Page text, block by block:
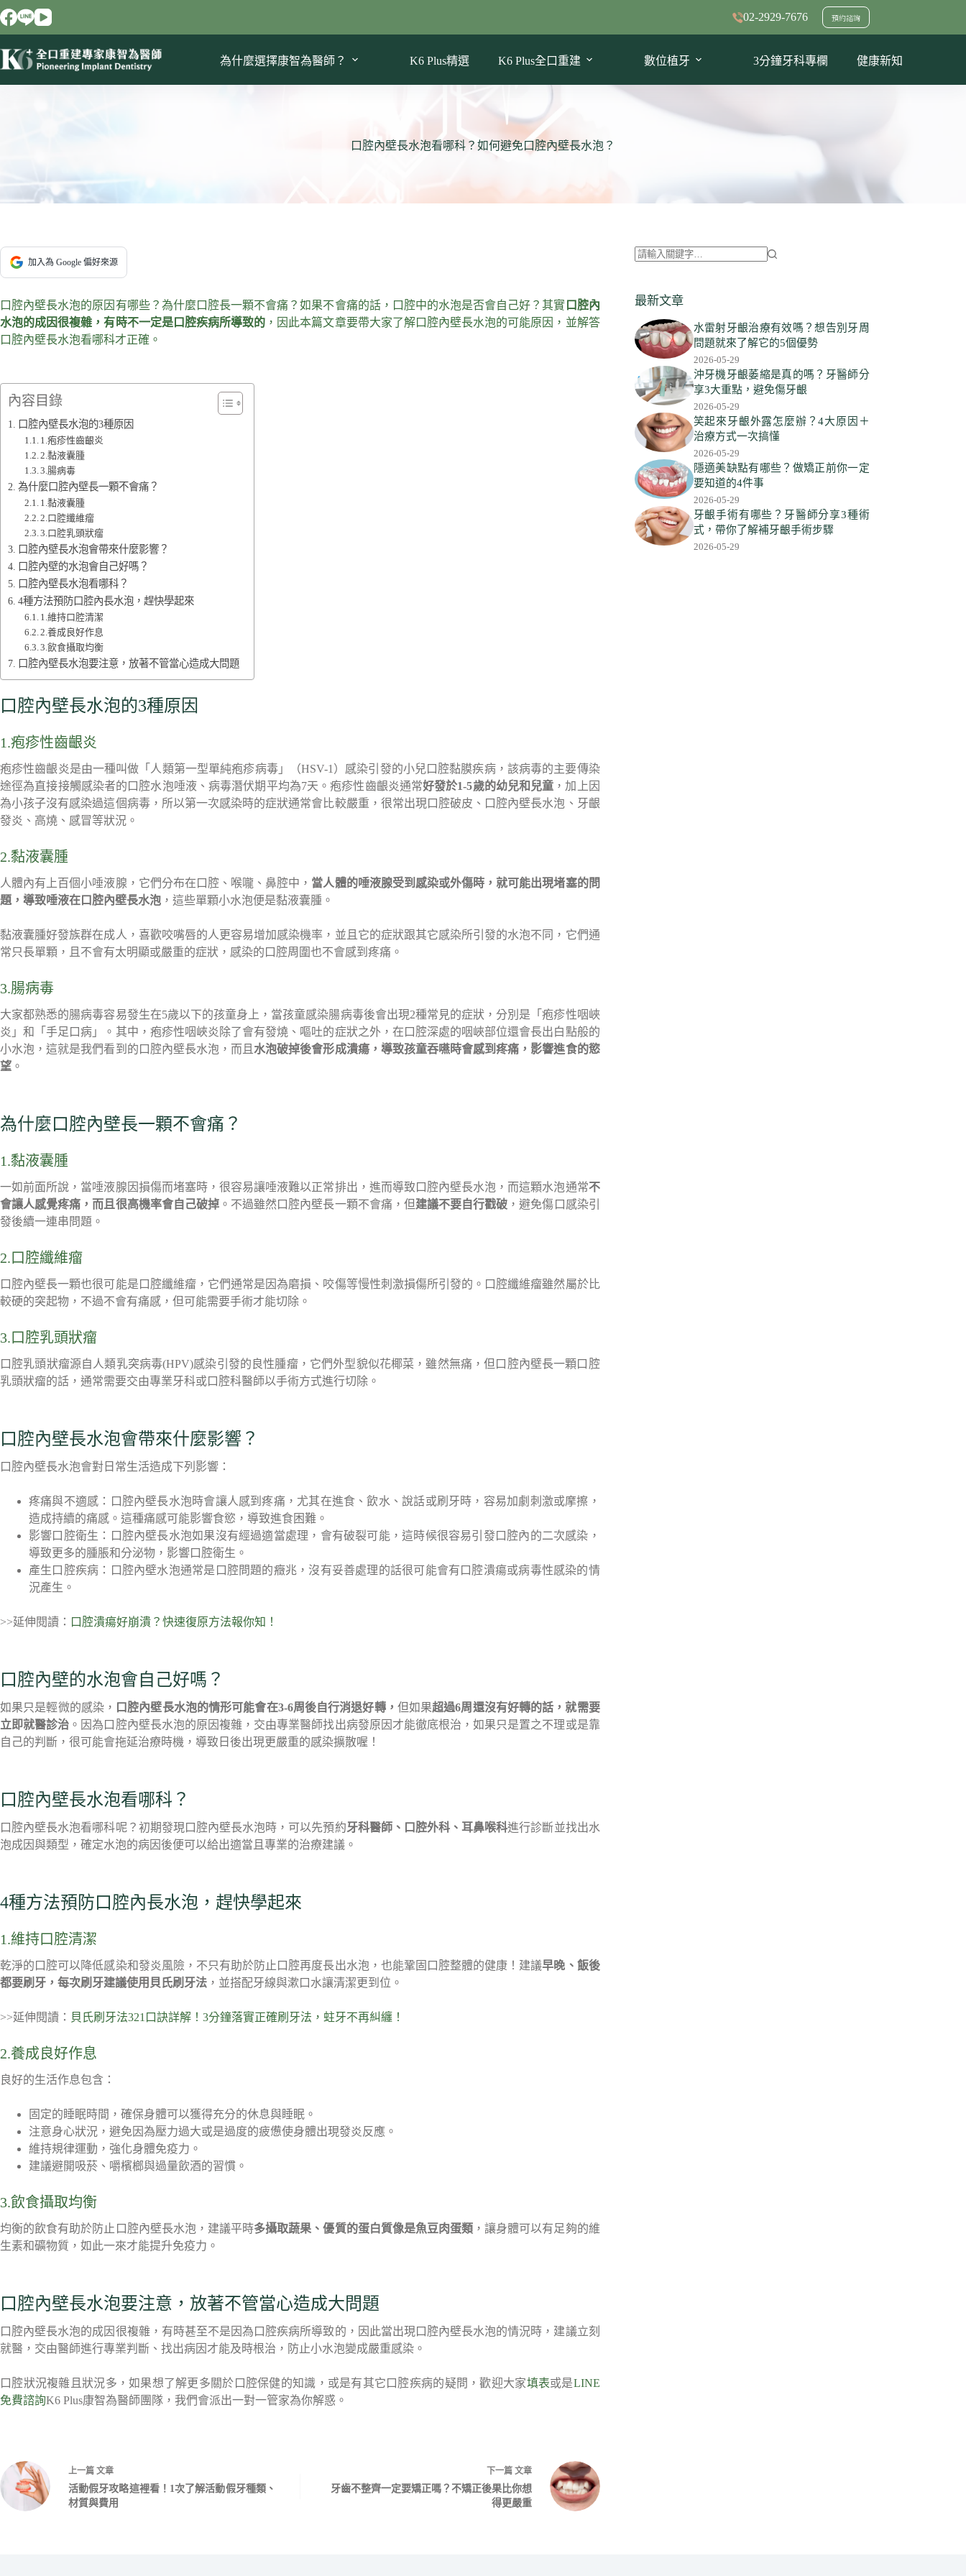
跳
至
要
02-2929-7676 預約諮詢
為什麼選擇康智為醫師？ K6 Plus精選 K6 Plus全口重建 數位植牙 3分鐘牙科專欄 健康新知
口腔內壁長水泡看哪科？如何避免口腔內壁長水泡？
加入為 Google 偏好來源
口腔內壁長水泡的原因有哪些？為什麼口腔長一顆不會痛？如果不會痛的話，口腔中的水泡是否會自己好？其實 口腔內
水泡的成因很複雜，有時不一定是口腔疾病所導致的 ，因此本篇文章要帶大家了解口腔內壁長水泡的可能原因，並解答
口腔內壁長水泡看哪科才正確。
內容目錄
口腔內壁長水泡的3種原因
1.疱疹性齒齦炎
2.黏液囊腫
3.腸病毒
為什麼口腔內壁長一顆不會痛？
1.黏液囊腫
2.口腔纖維瘤
3.口腔乳頭狀瘤
口腔內壁長水泡會帶來什麼影響？
口腔內壁的水泡會自己好嗎？
口腔內壁長水泡看哪科？
4種方法預防口腔內長水泡，趕快學起來
1.維持口腔清潔
2.養成良好作息
3.飲食攝取均衡
口腔內壁長水泡要注意，放著不管當心造成大問題
口腔內壁長水泡的3種原因
1.疱疹性齒齦炎
疱疹性齒齦炎是由一種叫做「人類第一型單純疱疹病毒」（HSV-1）感染引發的小兒口腔黏膜疾病，該病毒的主要傳染
途徑為直接接觸感染者的口腔水泡唾液、病毒潛伏期平均為7天。疱疹性齒齦炎通常好發於1-5歲的幼兒和兒童 ，加上因
為小孩子沒有感染過這個病毒，所以第一次感染時的症狀通常會比較嚴重，很常出現口腔破皮、口腔內壁長水泡、牙齦
發炎、高燒、感冒等狀況。
2.黏液囊腫
人體內有上百個小唾液腺，它們分布在口腔、喉嚨、鼻腔中， 當人體的唾液腺受到感染或外傷時，就可能出現堵塞的問
題，導致唾液在口腔內壁長水泡 ，這些單顆小水泡便是黏液囊腫。
黏液囊腫好發族群在成人，喜歡咬嘴唇的人更容易增加感染機率，並且它的症狀跟其它感染所引發的水泡不同，它們通
常只長單顆，且不會有太明顯或嚴重的症狀，感染的口腔周圍也不會感到疼痛。
3.腸病毒
大家都熟悉的腸病毒容易發生在5歲以下的孩童身上，當孩童感染腸病毒後會出現2種常見的症狀，分別是「疱疹性咽峽
炎」和「手足口病」。其中，疱疹性咽峽炎除了會有發燒、嘔吐的症狀之外，在口腔深處的咽峽部位還會長出白點般的
小水泡，這就是我們看到的口腔內壁長水泡，而且 水泡破掉後會形成潰瘍，導致孩童吞嚥時會感到疼痛，影響進食的慾
望 。
為什麼口腔內壁長一顆不會痛？
1.黏液囊腫
一如前面所說，當唾液腺因損傷而堵塞時，很容易讓唾液難以正常排出，進而導致口腔內壁長水泡，而這顆水泡通常不
會讓人感覺疼痛，而且很高機率會自己破掉。不過雖然口腔內壁長一顆不會痛，但建議不要自行戳破 ，避免傷口感染引
發後續一連串問題。
2.口腔纖維瘤
口腔內壁長一顆也很可能是口腔纖維瘤，它們通常是因為磨損、咬傷等慢性刺激損傷所引發的。口腔纖維瘤雖然屬於比
較硬的突起物，不過不會有痛感，但可能需要手術才能切除。
3.口腔乳頭狀瘤
口腔乳頭狀瘤源自人類乳突病毒(HPV)感染引發的良性腫瘤，它們外型貌似花椰菜，雖然無痛，但口腔內壁長一顆口腔
乳頭狀瘤的話，通常需要交由專業牙科或口腔科醫師以手術方式進行切除。
口腔內壁長水泡會帶來什麼影響？
口腔內壁長水泡會對日常生活造成下列影響：
疼痛與不適感：口腔內壁長水泡時會讓人感到疼痛，尤其在進食、飲水、說話或刷牙時，容易加劇刺激或摩擦，
造成持續的痛感。這種痛感可能影響食慾，導致進食困難。
影響口腔衛生：口腔內壁長水泡如果沒有經過適當處理，會有破裂可能，這時候很容易引發口腔內的二次感染，
導致更多的腫脹和分泌物，影響口腔衛生。
產生口腔疾病：口腔內壁水泡通常是口腔問題的癥兆，沒有妥善處理的話很可能會有口腔潰瘍或病毒性感染的情
況產生。
>>延伸閱讀： 口腔潰瘍好崩潰？快速復原方法報你知！
口腔內壁的水泡會自己好嗎？
如果只是輕微的感染， 口腔內壁長水泡的情形可能會在3-6周後自行消退好轉， 但如果超過6周還沒有好轉的話，就需要
立即就醫診治 。因為口腔內壁長水泡的原因複雜，交由專業醫師找出病發原因才能徹底根治，如果只是置之不理或是靠
自己的判斷，很可能會拖延治療時機，導致日後出現更嚴重的感染擴散喔！
口腔內壁長水泡看哪科？
口腔內壁長水泡看哪科呢？初期發現口腔內壁長水泡時，可以先預約牙科醫師、口腔外科、耳鼻喉科進行診斷並找出水
泡成因與類型，確定水泡的病因後便可以給出適當且專業的治療建議。
4種方法預防口腔內長水泡，趕快學起來
1.維持口腔清潔
乾淨的口腔可以降低感染和發炎風險，不只有助於防止口腔再度長出水泡，也能鞏固口腔整體的健康！建議早晚、飯後
都要刷牙，每次刷牙建議使用貝氏刷牙法 ，並搭配牙線與漱口水讓清潔更到位。
>>延伸閱讀： 貝氏刷牙法321口訣詳解！3分鐘落實正確刷牙法，蛀牙不再糾纏！
2.養成良好作息
良好的生活作息包含：
固定的睡眠時間，確保身體可以獲得充分的休息與睡眠。
注意身心狀況，避免因為壓力過大或是過度的疲憊使身體出現發炎反應。
維持規律運動，強化身體免疫力。
建議避開吸菸、嚼檳榔與過量飲酒的習慣。
3.飲食攝取均衡
均衡的飲食有助於防止口腔內壁長水泡，建議平時多攝取蔬果、優質的蛋白質像是魚豆肉蛋類 ，讓身體可以有足夠的維
生素和礦物質，如此一來才能提升免疫力。
口腔內壁長水泡要注意，放著不管當心造成大問題
口腔內壁長水泡的成因很複雜，有時甚至不是因為口腔疾病所導致的，因此當出現口腔內壁長水泡的情況時，建議立刻
就醫，交由醫師進行專業判斷、找出病因才能及時根治，防止小水泡變成嚴重感染。
口腔狀況複雜且狀況多，如果想了解更多關於口腔保健的知識，或是有其它口腔疾病的疑問，歡迎大家填表或是LINE
免費諮詢K6 Plus康智為醫師團隊，我們會派出一對一管家為你解惑。
上一篇 文章
活動假牙攻略這裡看！1次了解活動假牙種類、
材質與費用
下一篇 文章
牙齒不整齊一定要矯正嗎？不矯正後果比你想
得更嚴重
到
符
合
條
件
的
果
最新文章
水雷射牙齦治療有效嗎？想告別牙周
問題就來了解它的5個優勢
2026-05-29
沖牙機牙齦萎縮是真的嗎？牙醫師分
享3大重點，避免傷牙齦
2026-05-29
笑起來牙齦外露怎麼辦？4大原因＋
治療方式一次搞懂
2026-05-29
隱適美缺點有哪些？做矯正前你一定
要知道的4件事
2026-05-29
牙齦手術有哪些？牙醫師分享3種術
式，帶你了解補牙齦手術步驟
2026-05-29